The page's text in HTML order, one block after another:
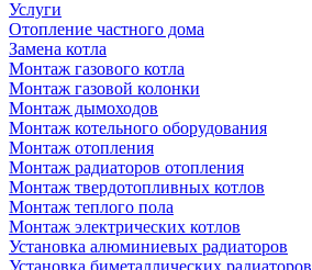
Услуги
Отопление частного дома
Замена котла
Монтаж газового котла
Монтаж газовой колонки
Монтаж дымоходов
Монтаж котельного оборудования
Монтаж отопления
Монтаж радиаторов отопления
Монтаж твердотопливных котлов
Монтаж теплого пола
Монтаж электрических котлов
Установка алюминиевых радиаторов
Установка биметаллических радиаторов